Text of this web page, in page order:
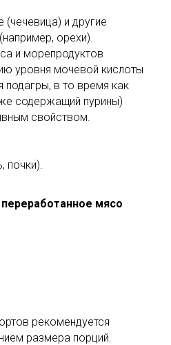
и другие
орехи).
и морепродуктов
уровня мочевой кислоты
подагры, в то время как
содержащий пурины)
свойством.
почки).
мясо
рекомендуется
размера порций.